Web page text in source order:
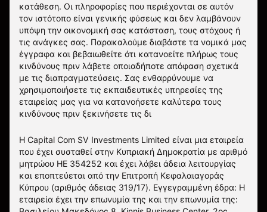
κατάθεση. Οι πληροφορίες που περιέχονται σε αυτόν
τον ιστότοπο είναι γενικής φύσεως και δεν λαμβάνουν
υπόψη την οικονομική σας κατάσταση, τους στόχους ή
τις ανάγκες σας. Παρακαλούμε διαβάστε τα νομικά μας
έγγραφα και βεβαιωθείτε ότι κατανοείτε πλήρως τους
κινδύνους πριν λάβετε οποιαδήποτε απόφαση σχετικά
με τις διαπραγματεύσεις. Σας ενθαρρύνουμε να
χρησιμοποιήσετε τις εκπαιδευτικές υπηρεσίες της
εταιρείας μας για να κατανοήσετε καλύτερα τους
κινδύνους πριν ξεκινήσετε τις δι
Η Capital Com SV Investments Limited είναι μια εταιρεία
που έχει συσταθεί στην Κυπριακή Δημοκρατία με αριθμό
μητρώου HE 354252 και έχει λάβει άδεια λειτουργίας
και εποπτεύεται από την Επιτροπή Κεφαλαιαγοράς
Κύπρου (αριθμός άδειας 319/17). Εγγεγραμμένη έδρα: Η
εταιρεία έχει την επωνυμία της και την επωνυμία της: